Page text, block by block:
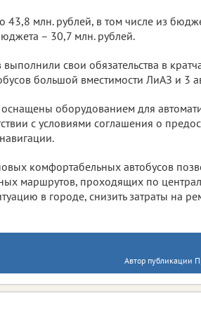
43,8 млн. рублей, в том числе из
– 30,7 млн. рублей.
свои обязательства в
большой вместимости ЛиАЗ и 3
оборудованием для
с условиями соглашения о
комфортабельных автобусов
маршрутов, проходящих по
в городе, снизить затраты на
Автор публикации